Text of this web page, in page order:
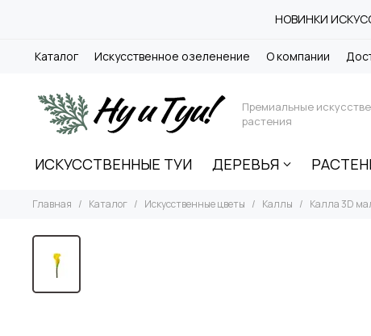
НОВИНКИ
Каталог Искусственное озеленение О компании
Премиальные
растения
ИСКУССТВЕННЫЕ ТУИ ДЕРЕВЬЯ
Главная Каталог Искусственные цветы Каллы Калла 3D